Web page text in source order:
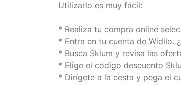
Utilizarlo es muy fácil:
* Realiza tu compra online
* Entra en tu cuenta de Widilo.
* Busca Sklum y revisa las
* Elige el código descuento
* Dirígete a la cesta y pega el